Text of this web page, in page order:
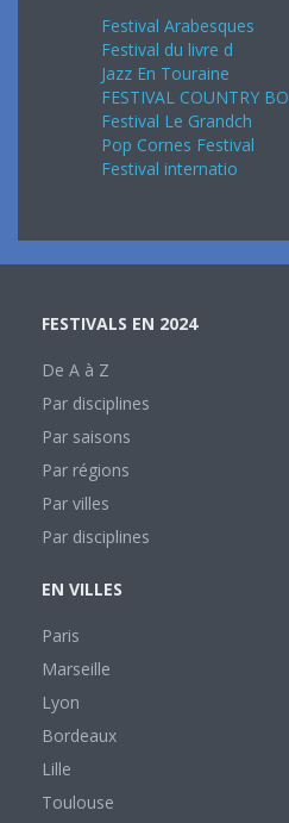
Festival Arabesques
Festival du livre d
Jazz En Touraine
FESTIVAL COUNTRY BO
Festival Le Grandch
Pop Cornes Festival
Festival internatio
FESTIVALS EN 2024
De A à Z
Par disciplines
Par saisons
Par régions
Par villes
Par disciplines
EN VILLES
Paris
Marseille
Lyon
Bordeaux
Lille
Toulouse